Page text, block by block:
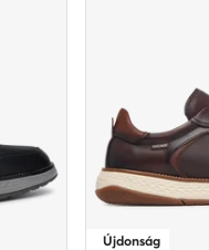
Újdonság